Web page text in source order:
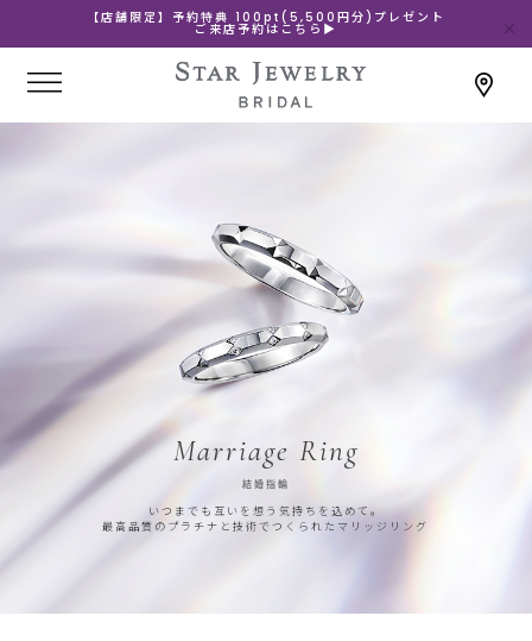
【店舗限定】予約特典 100pt(5,500円分)プレゼント
ご来店予約はこちら▶
Marriage Ring
結婚指輪
いつまでも互いを想う気持ちを込めて。
最高品質のプラチナと技術でつくられたマリッジリング